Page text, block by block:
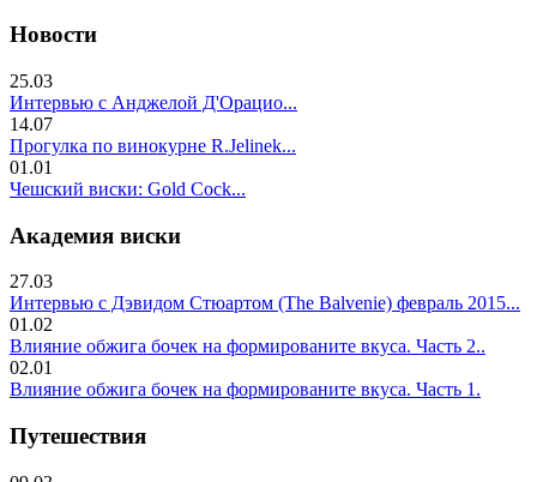
Новости
25.03
Интервью с Анджелой Д'Орацио...
14.07
Прогулка по винокурне R.Jelinek...
01.01
Чешский виски: Gold Cock...
Академия виски
27.03
Интервью с Дэвидом Стюартом (The Balvenie) февраль 2015...
01.02
Влияние обжига бочек на формированите вкуса. Часть 2..
02.01
Влияние обжига бочек на формированите вкуса. Часть 1.
Путешествия